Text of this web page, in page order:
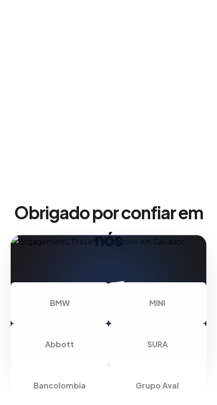
Obrigado por confiar em
nós
BMW MINI
Abbott SURA
Bancolombia Grupo Aval